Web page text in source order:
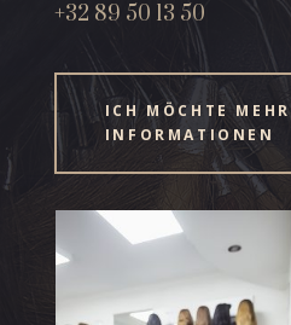
+32 89 50 13 50
ICH MÖCHTE MEHR
INFORMATIONEN